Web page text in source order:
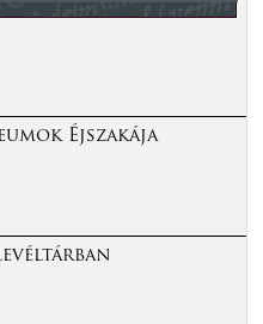
Éjszakája